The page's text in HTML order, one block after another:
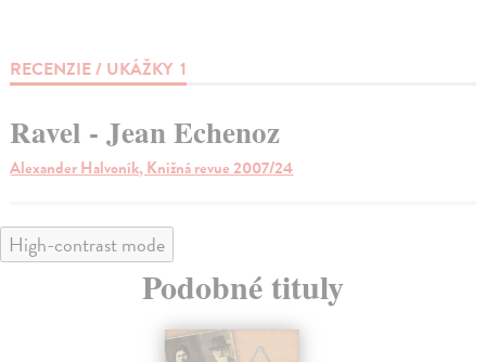
RECENZIE / UKÁŽKY 1
Ravel - Jean Echenoz
Alexander Halvoník, Knižná revue 2007/24
High-contrast mode
Podobné tituly